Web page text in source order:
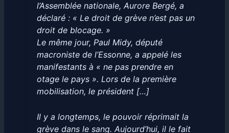
l’Assemblée nationale, Aurore Bergé, a
déclaré : « Le droit de grève n’est pas un
droit de blocage. »
Le même jour, Paul Midy, député
macroniste de l’Essonne, a appelé les
manifestants à « ne pas prendre en
otage le pays ». Lors de la première
mobilisation, le président […]
Il y a longtemps, le pouvoir réprimait la
grève dans le sang. Aujourd’hui, il le fait